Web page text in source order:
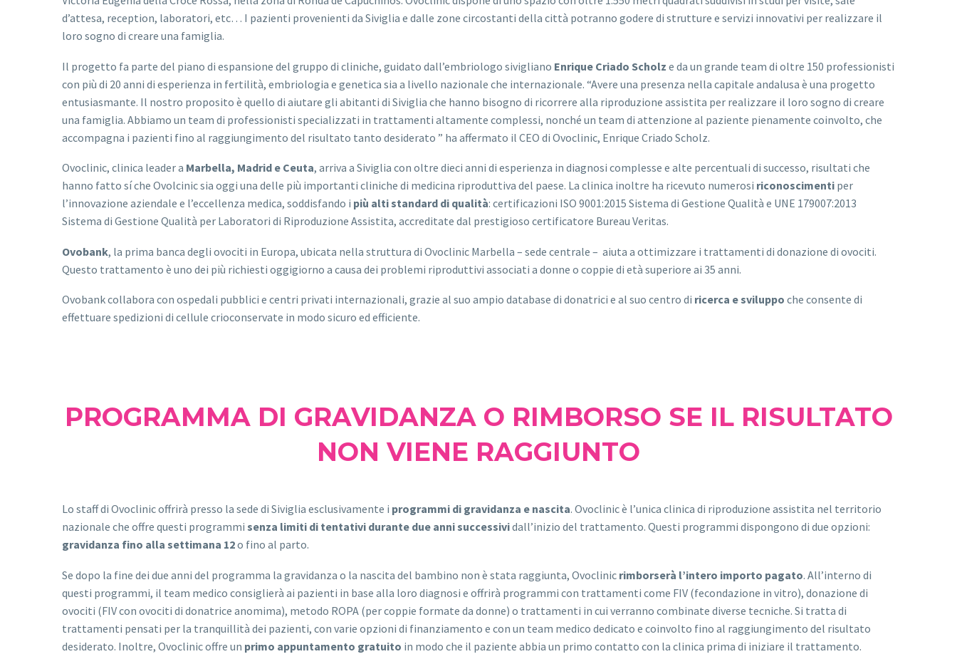
d’attesa, reception, laboratori, etc… I pazienti provenienti da Siviglia e dalle zone circostanti della città potranno godere di strutture e servizi innovativi per realizzare il
loro sogno di creare una famiglia.
Il progetto fa parte del piano di espansione del gruppo di cliniche, guidato dall’embriologo sivigliano Enrique Criado Scholz e da un grande team di oltre 150 professionisti
con più di 20 anni di esperienza in fertilità, embriologia e genetica sia a livello nazionale che internazionale. “Avere una presenza nella capitale andalusa è una progetto
entusiasmante. Il nostro proposito è quello di aiutare gli abitanti di Siviglia che hanno bisogno di ricorrere alla riproduzione assistita per realizzare il loro sogno di creare
una famiglia. Abbiamo un team di professionisti specializzati in trattamenti altamente complessi, nonché un team di attenzione al paziente pienamente coinvolto, che
accompagna i pazienti fino al raggiungimento del risultato tanto desiderato ” ha affermato il CEO di Ovoclinic, Enrique Criado Scholz.
Ovoclinic, clinica leader a Marbella, Madrid e Ceuta, arriva a Siviglia con oltre dieci anni di esperienza in diagnosi complesse e alte percentuali di successo, risultati che
hanno fatto sí che Ovolcinic sia oggi una delle più importanti cliniche di medicina riproduttiva del paese. La clinica inoltre ha ricevuto numerosi riconoscimenti per
l’innovazione aziendale e l’eccellenza medica, soddisfando i più alti standard di qualità: certificazioni ISO 9001:2015 Sistema di Gestione Qualità e UNE 179007:2013
Sistema di Gestione Qualità per Laboratori di Riproduzione Assistita, accreditate dal prestigioso certificatore Bureau Veritas.
Ovobank, la prima banca degli ovociti in Europa, ubicata nella struttura di Ovoclinic Marbella – sede centrale – aiuta a ottimizzare i trattamenti di donazione di ovociti.
Questo trattamento è uno dei più richiesti oggigiorno a causa dei problemi riproduttivi associati a donne o coppie di età superiore ai 35 anni.
Ovobank collabora con ospedali pubblici e centri privati internazionali, grazie al suo ampio database di donatrici e al suo centro di ricerca e sviluppo che consente di
effettuare spedizioni di cellule crioconservate in modo sicuro ed efficiente.
PROGRAMMA DI GRAVIDANZA O RIMBORSO SE IL RISULTATO
NON VIENE RAGGIUNTO
Lo staff di Ovoclinic offrirà presso la sede di Siviglia esclusivamente i programmi di gravidanza e nascita. Ovoclinic è l’unica clinica di riproduzione assistita nel territorio
nazionale che offre questi programmi senza limiti di tentativi durante due anni successividall’inizio del trattamento. Questi programmi dispongono di due opzioni:
gravidanza fino alla settimana 12o fino al parto.
Se dopo la fine dei due anni del programma la gravidanza o la nascita del bambino non è stata raggiunta, Ovoclinic rimborserà l’intero importo pagato. All’interno di
questi programmi, il team medico consiglierà ai pazienti in base alla loro diagnosi e offrirà programmi con trattamenti come FIV (fecondazione in vitro), donazione di
ovociti (FIV con ovociti di donatrice anomima), metodo ROPA (per coppie formate da donne) o trattamenti in cui verranno combinate diverse tecniche. Si tratta di
trattamenti pensati per la tranquillità dei pazienti, con varie opzioni di finanziamento e con un team medico dedicato e coinvolto fino al raggiungimento del risultato
desiderato. Inoltre, Ovoclinic offre un primo appuntamento gratuito in modo che il paziente abbia un primo contatto con la clinica prima di iniziare il trattamento.